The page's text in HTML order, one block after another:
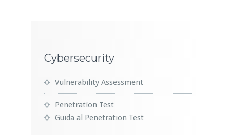
Cybersecurity
Vulnerability Assessment
Penetration Test
Guida al Penetration Test